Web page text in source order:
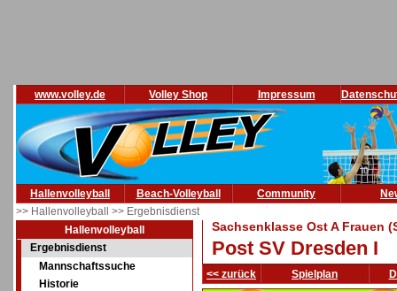
www.volley.de Volley Shop Impressum
Hallenvolleyball Beach-Volleyball Community
>> Hallenvolleyball >> Ergebnisdienst
Hallenvolleyball
Ergebnisdienst
Mannschaftssuche
Historie
Sachsenklasse Ost A Frauen
Post SV Dresden I
<< zurück Spielplan